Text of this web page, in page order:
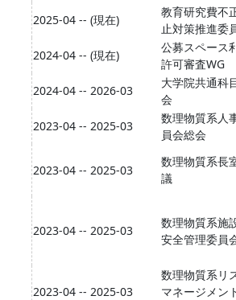
2025-04 -- (現在)
教育研究費不
止対策推進委
2024-04 -- (現在)
公募スペース
許可審査WG
2024-04 -- 2026-03
大学院共通科
会
2023-04 -- 2025-03
数理物質系人
員会総会
2023-04 -- 2025-03
数理物質系長
議
2023-04 -- 2025-03
数理物質系施
安全管理委員
2023-04 -- 2025-03
数理物質系リ
マネージメン